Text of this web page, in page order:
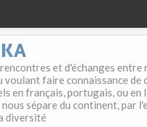
et d'échanges
faire connaissance
en français, portugais, ou
sépare du continent, par
diversité